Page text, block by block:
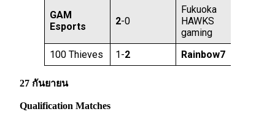
GAM
Esports
2-0
Fukuoka
HAWKS
gaming
100 Thieves
1-2 Rainbow7
27 กันยายน
Qualification Matches